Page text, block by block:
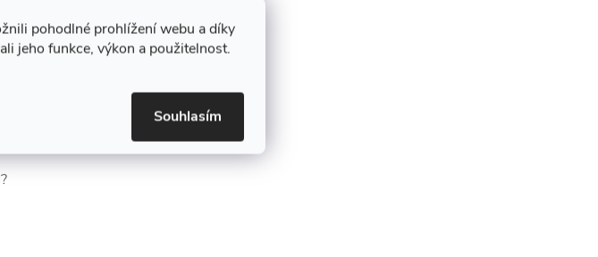
pohodlné prohlížení webu a díky
jeho funkce, výkon a použitelnost.
Souhlasím